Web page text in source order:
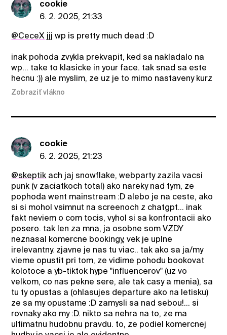
cookie
6. 2. 2025, 21:33
@CeceX jjj wp is pretty much dead :D
inak pohoda zvykla prekvapit, ked sa nakladalo na
wp... take to klasicke in your face. tak snad sa este
hecnu :)) ale myslim, ze uz je to mimo nastaveny kurz
Zobraziť vlákno
cookie
6. 2. 2025, 21:23
@skeptik ach jaj snowflake, webparty zazila vacsi
punk (v zaciatkoch total) ako nareky nad tym, ze
pophoda went mainstream :D alebo je na ceste, ako
si si mohol vsimnut na screenoch z chatgpt... inak
fakt neviem o com tocis, vyhol si sa konfrontacii ako
posero. tak len za mna, ja osobne som VZDY
neznasal komercne bookingy, vek je uplne
irelevantny. zjavne je nas tu viac.. tak ako sa ja/my
vieme opustit pri tom, ze vidime pohodu bookovat
kolotoce a yb-tiktok hype "influencerov" (uz vo
velkom, co nas pekne sere, ale tak casy a menia), sa
tu ty opustas a (ohlasujes departure ako na letisku)
ze sa my opustame :D zamysli sa nad sebou!... si
rovnaky ako my :D. nikto sa nehra na to, ze ma
ultimatnu hudobnu pravdu. to, ze podiel komercnej